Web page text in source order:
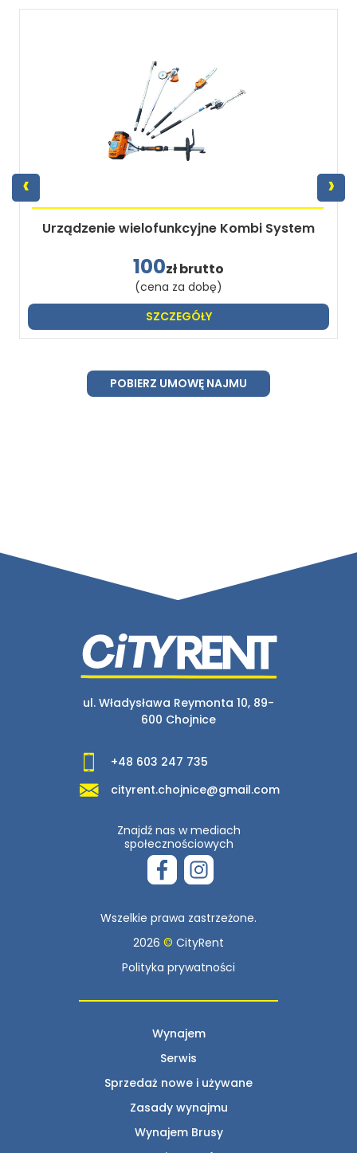
Urządzenie wielofunkcyjne Kombi System
100zł brutto
(cena za dobę)
SZCZEGÓŁY
‹ ›
POBIERZ UMOWĘ NAJMU
ul. Władysława Reymonta 10, 89-
600 Chojnice
+48 603 247 735
cityrent.chojnice@gmail.com
Znajdź nas w mediach
społecznościowych
Wszelkie prawa zastrzeżone.
2026 © CityRent
Polityka prywatności
Wynajem
Serwis
Sprzedaż nowe i używane
Zasady wynajmu
Wynajem Brusy